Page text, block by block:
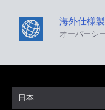
海外仕様
オーバーシ
日本